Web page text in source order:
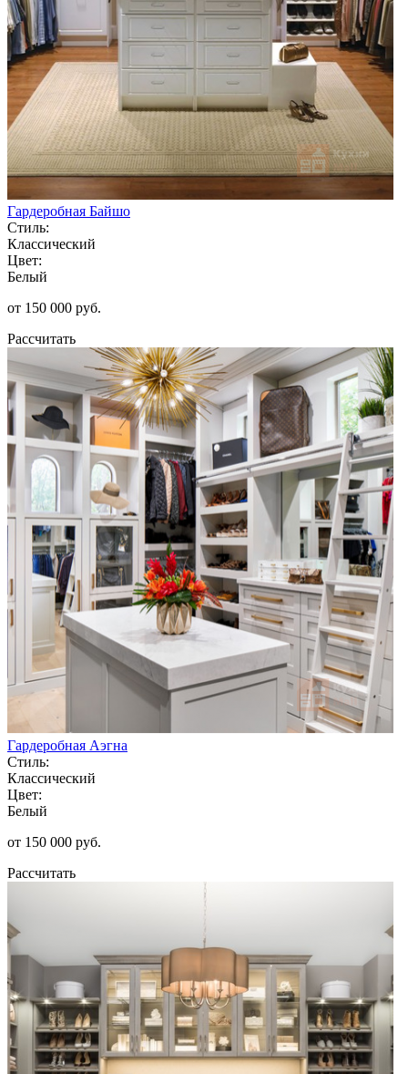
Гардеробная Байшо
Стиль:
Классический
Цвет:
Белый
от 150 000 руб.
Рассчитать
Гардеробная Аэгна
Стиль:
Классический
Цвет:
Белый
от 150 000 руб.
Рассчитать